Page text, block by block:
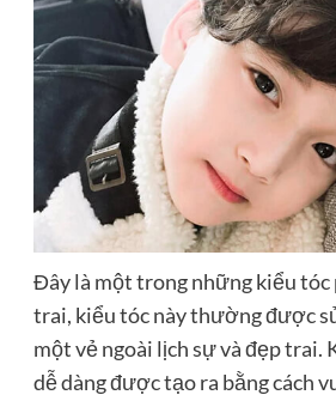
Đây là một trong những kiểu tóc
trai, kiểu tóc này thường được
một vẻ ngoài lịch sự và đẹp trai.
dễ dàng được tạo ra bằng cách